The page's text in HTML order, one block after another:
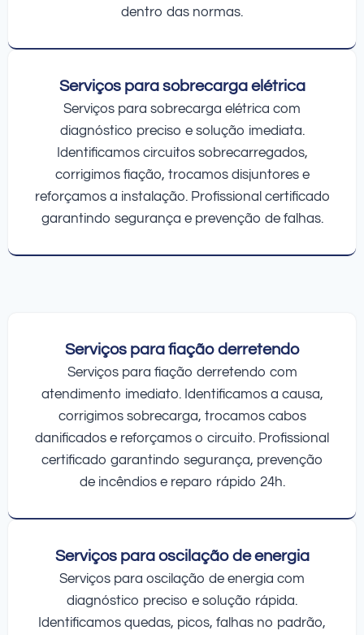
dentro das normas.
Serviços para sobrecarga elétrica
Serviços para sobrecarga elétrica com
diagnóstico preciso e solução imediata.
Identificamos circuitos sobrecarregados,
corrigimos fiação, trocamos disjuntores e
reforçamos a instalação. Profissional certificado
garantindo segurança e prevenção de falhas.
Serviços para fiação derretendo
Serviços para fiação derretendo com
atendimento imediato. Identificamos a causa,
corrigimos sobrecarga, trocamos cabos
danificados e reforçamos o circuito. Profissional
certificado garantindo segurança, prevenção
de incêndios e reparo rápido 24h.
Serviços para oscilação de energia
Serviços para oscilação de energia com
diagnóstico preciso e solução rápida.
Identificamos quedas, picos, falhas no padrão,